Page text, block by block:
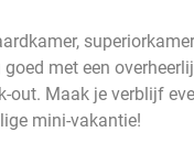
met een
out. Maak je verblijf
mini-vakantie!